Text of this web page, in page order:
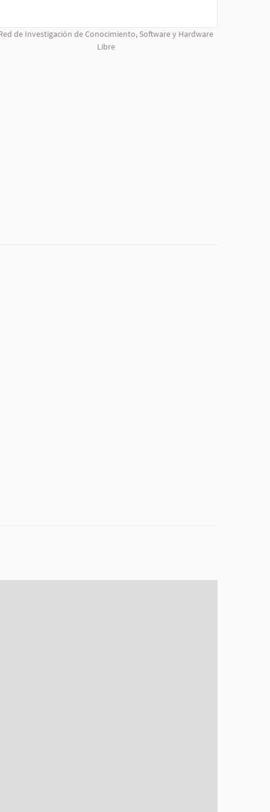
de Investigación de Conocimiento, Software y Hardware
Libre